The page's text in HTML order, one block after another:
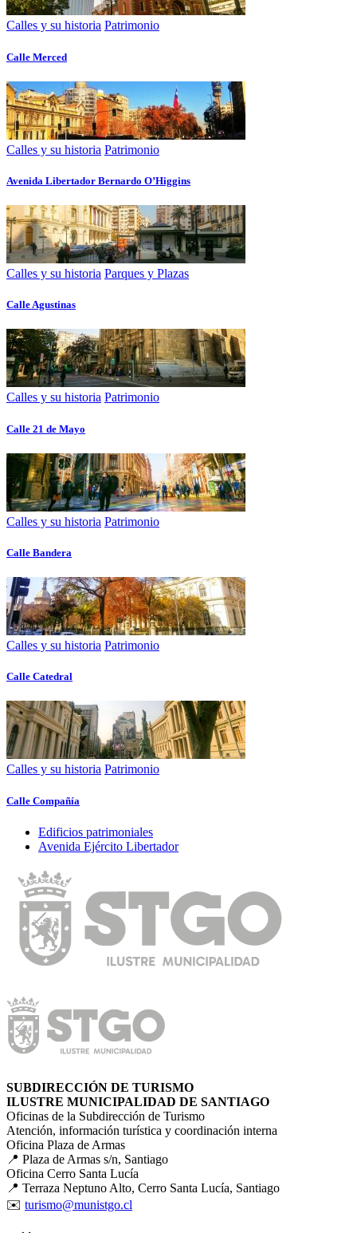
Calles y su historia Patrimonio
Calle Merced
Calles y su historia Patrimonio
Avenida Libertador Bernardo O’Higgins
Calles y su historia Parques y Plazas
Calle Agustinas
Calles y su historia Patrimonio
Calle 21 de Mayo
Calles y su historia Patrimonio
Calle Bandera
Calles y su historia Patrimonio
Calle Catedral
Calles y su historia Patrimonio
Calle Compañía
Edificios patrimoniales
Avenida Ejército Libertador
SUBDIRECCIÓN DE TURISMO
ILUSTRE MUNICIPALIDAD DE SANTIAGO
Oficinas de la Subdirección de Turismo
Atención, información turística y coordinación interna
Oficina Plaza de Armas
📍 Plaza de Armas s/n, Santiago
Oficina Cerro Santa Lucía
📍 Terraza Neptuno Alto, Cerro Santa Lucía, Santiago
✉️ turismo@munistgo.cl